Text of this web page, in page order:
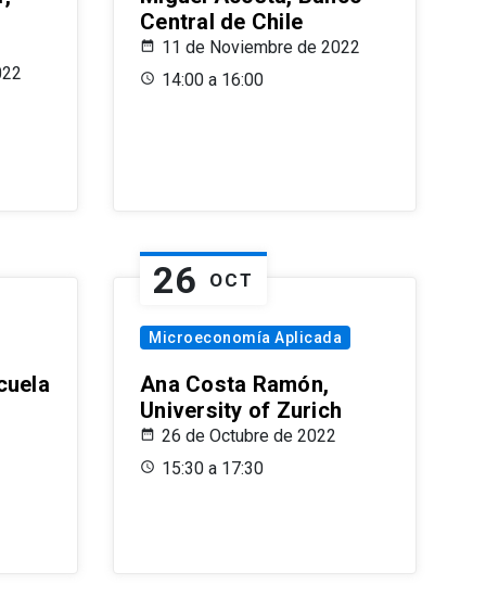
Central de Chile
11 de Noviembre de 2022
14:00 a 16:00
26 OCT
Microeconomía Aplicada
Ana Costa Ramón,
University of Zurich
26 de Octubre de 2022
15:30 a 17:30